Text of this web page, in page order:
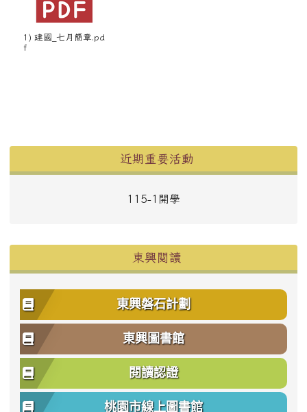
1) 建國_七月簡章.pd
f
近期重要活動
115-1開學
東興閱讀
東興磐石計劃
東興圖書館
閱讀認證
桃園市線上圖書館